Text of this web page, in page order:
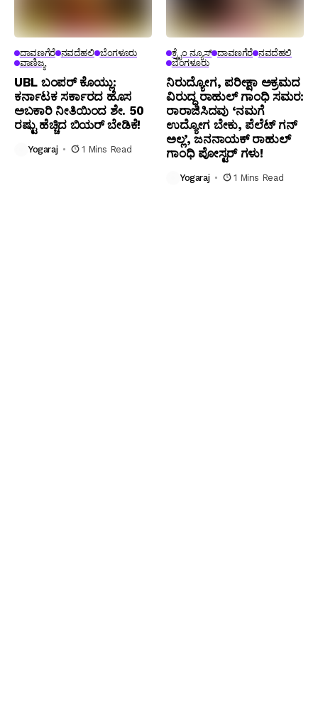
ದಾವಣಗೆರೆ ನವದೆಹಲಿ ಬೆಂಗಳೂರು
ವಾಣಿಜ್ಯ
UBL ಬಂಪರ್ ಕೊಯ್ಲು:
ಕರ್ನಾಟಕ ಸರ್ಕಾರದ ಹೊಸ
ಅಬಕಾರಿ ನೀತಿಯಿಂದ ಶೇ. 50
ರಷ್ಟು ಹೆಚ್ಚಿದ ಬಿಯರ್ ಬೇಡಿಕೆ!
Yogaraj 1 Mins Read
ಕ್ರೈಂ ನ್ಯೂಸ್ ದಾವಣಗೆರೆ ನವದೆಹಲಿ
ಬೆಂಗಳೂರು
ನಿರುದ್ಯೋಗ, ಪರೀಕ್ಷಾ ಅಕ್ರಮದ
ವಿರುದ್ಧ ರಾಹುಲ್ ಗಾಂಧಿ ಸಮರ:
ರಾರಾಜಿಸಿದವು ‘ನಮಗೆ
ಉದ್ಯೋಗ ಬೇಕು, ಪೆಲೆಟ್ ಗನ್
ಅಲ್ಲ’, ಜನನಾಯಕ್ ರಾಹುಲ್
ಗಾಂಧಿ ಪೋಸ್ಟರ್ ಗಳು!
Yogaraj 1 Mins Read